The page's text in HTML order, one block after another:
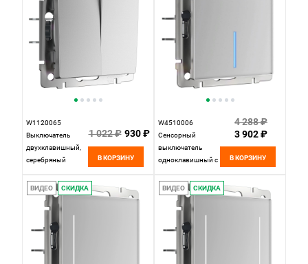
W1120065
Выключатель
двухклавишный,
серебряный
4690389195686
1 022 ₽ 930 ₽
В КОРЗИНУ
W4510006
Сенсорный
выключатель
одноклавишный с
Вт, серебряный
Werkel,
4690389179525
4 288 ₽
3 902 ₽
В КОРЗИНУ
ВИДЕО СКИДКА ВИДЕО СКИДКА